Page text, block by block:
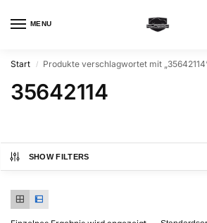
MENU
Start / Produkte verschlagwortet mit
35642114
SHOW FILTERS